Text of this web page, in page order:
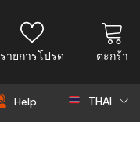
รายการโปรด ตะกร้า
Help THAI